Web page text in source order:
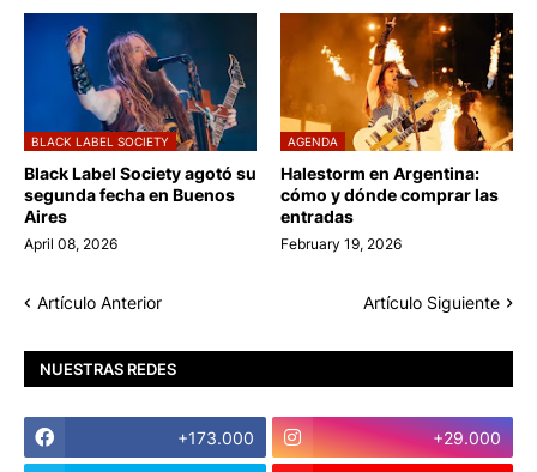
BLACK LABEL SOCIETY
Black Label Society agotó su
segunda fecha en Buenos
Aires
April 08, 2026
AGENDA
Halestorm en Argentina:
cómo y dónde comprar las
entradas
February 19, 2026
Artículo Anterior Artículo Siguiente
NUESTRAS REDES
+173.000 +29.000